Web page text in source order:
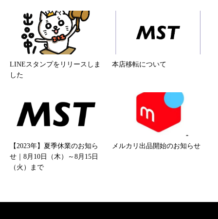
LINEスタンプをリリースしま
した
本店移転について
【2023年】夏季休業のお知ら
せ｜8月10日（木）～8月15日
（火）まで
メルカリ出品開始のお知らせ